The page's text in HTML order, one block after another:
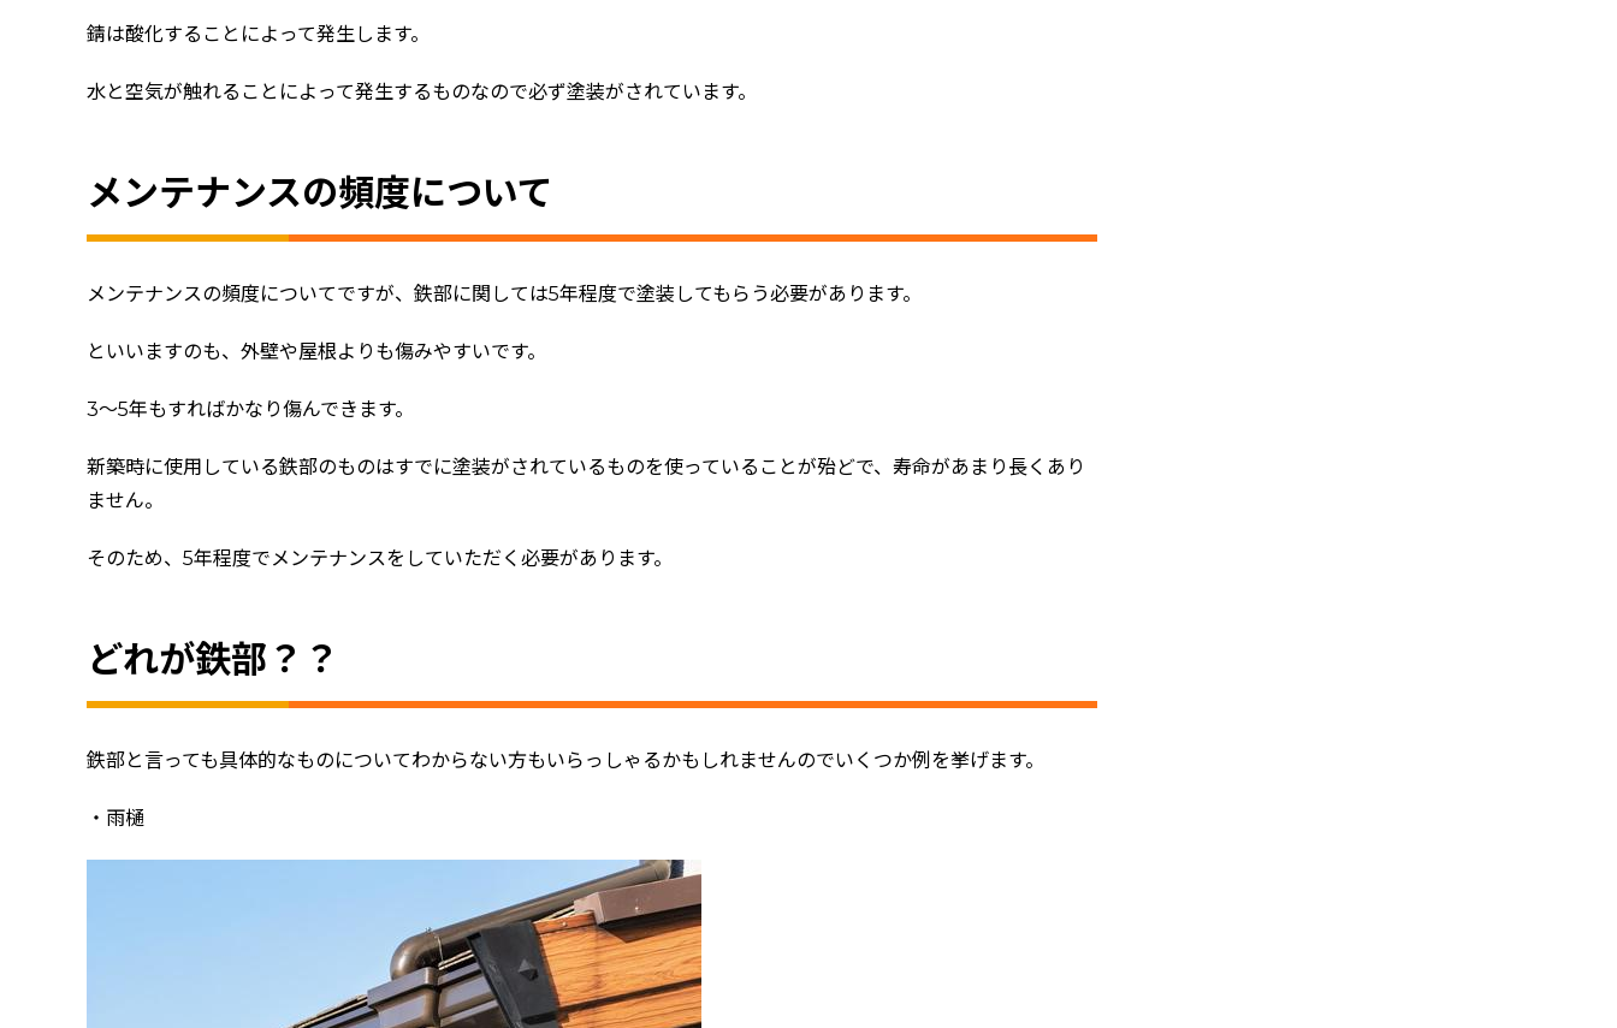
錆は酸化することによって発生します。
水と空気が触れることによって発生するものなので必ず塗装がされています。
メンテナンスの頻度について
メンテナンスの頻度についてですが、鉄部に関しては5年程度で塗装してもらう必要があります。
といいますのも、外壁や屋根よりも傷みやすいです。
3～5年もすればかなり傷んできます。
新築時に使用している鉄部のものはすでに塗装がされているものを使っていることが殆どで、寿命があまり長くあり
ません。
そのため、5年程度でメンテナンスをしていただく必要があります。
どれが鉄部？？
鉄部と言っても具体的なものについてわからない方もいらっしゃるかもしれませんのでいくつか例を挙げます。
・雨樋